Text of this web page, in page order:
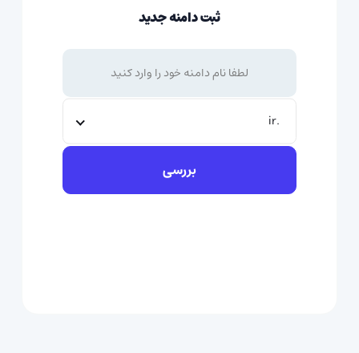
ثبت دامنه جدید
.ir
بررسی